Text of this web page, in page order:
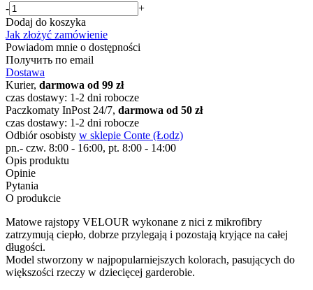
-
+
Dodaj do koszyka
Jak złożyć zamówienie
Powiadom mnie o dostępności
Получить по email
Dostawa
Kurier, darmowa od 99 zł
czas dostawy: 1-2 dni robocze
Paczkomaty InPost 24/7, darmowa od 50 zł
czas dostawy: 1-2 dni robocze
Odbiór osobisty w sklepie Conte (Łodz)
pn.- czw. 8:00 - 16:00, pt. 8:00 - 14:00
Opis produktu
Opinie
Pytania
O produkcie
Matowe rajstopy VELOUR wykonane z nici z mikrofibry
zatrzymują ciepło, dobrze przylegają i pozostają kryjące na całej
długości.
Model stworzony w najpopularniejszych kolorach, pasujących do
większości rzeczy w dziecięcej garderobie.